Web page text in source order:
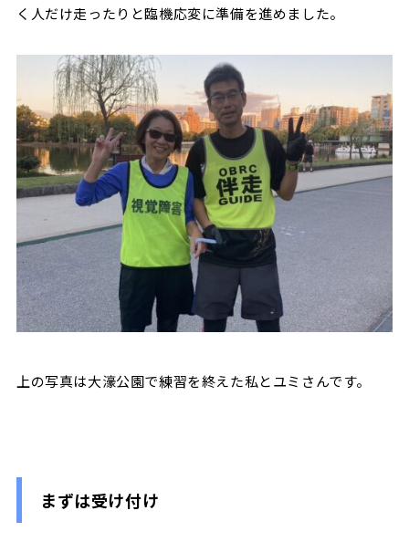
く人だけ走ったりと臨機応変に準備を進めました。
上の写真は大濠公園で練習を終えた私とユミさんです。
まずは受け付け